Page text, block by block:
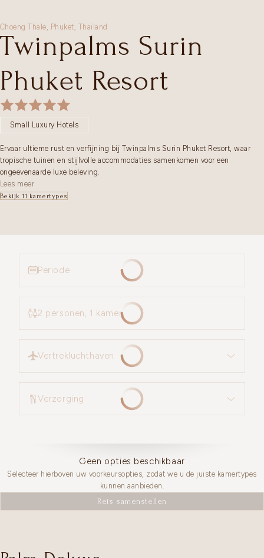
Choeng Thale, Phuket, Thailand
Twinpalms Surin
Phuket Resort
Small Luxury Hotels
Ervaar ultieme rust en verfijning bij Twinpalms Surin Phuket Resort, waar
tropische tuinen en stijlvolle accommodaties samenkomen voor een
ongeëvenaarde luxe beleving.
Lees meer
Bekijk 11 kamertypes
Periode
2 personen, 1 kamer
Vertrekluchthaven
Verzorging
Geen opties beschikbaar
Selecteer hierboven uw voorkeursopties, zodat we u de juiste kamertypes
kunnen aanbieden.
Reis samenstellen